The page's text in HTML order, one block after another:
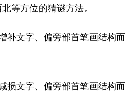
等方位的猜谜方法。
补文字、偏旁部首笔画结构而
损文字、偏旁部首笔画结构而